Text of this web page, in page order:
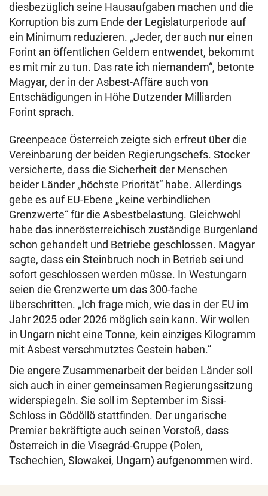
diesbezüglich seine Hausaufgaben machen und die
Korruption bis zum Ende der Legislaturperiode auf
ein Minimum reduzieren. „Jeder, der auch nur einen
Forint an öffentlichen Geldern entwendet, bekommt
es mit mir zu tun. Das rate ich niemandem“, betonte
Magyar, der in der Asbest-Affäre auch von
Entschädigungen in Höhe Dutzender Milliarden
Forint sprach.
Greenpeace Österreich zeigte sich erfreut über die
Vereinbarung der beiden Regierungschefs. Stocker
versicherte, dass die Sicherheit der Menschen
beider Länder „höchste Priorität“ habe. Allerdings
gebe es auf EU-Ebene „keine verbindlichen
Grenzwerte“ für die Asbestbelastung. Gleichwohl
habe das innerösterreichisch zuständige Burgenland
schon gehandelt und Betriebe geschlossen. Magyar
sagte, dass ein Steinbruch noch in Betrieb sei und
sofort geschlossen werden müsse. In Westungarn
seien die Grenzwerte um das 300-fache
überschritten. „Ich frage mich, wie das in der EU im
Jahr 2025 oder 2026 möglich sein kann. Wir wollen
in Ungarn nicht eine Tonne, kein einziges Kilogramm
mit Asbest verschmutztes Gestein haben.“
Die engere Zusammenarbeit der beiden Länder soll
sich auch in einer gemeinsamen Regierungssitzung
widerspiegeln. Sie soll im September im Sissi-
Schloss in Gödöllö stattfinden. Der ungarische
Premier bekräftigte auch seinen Vorstoß, dass
Österreich in die Visegrád-Gruppe (Polen,
Tschechien, Slowakei, Ungarn) aufgenommen wird.